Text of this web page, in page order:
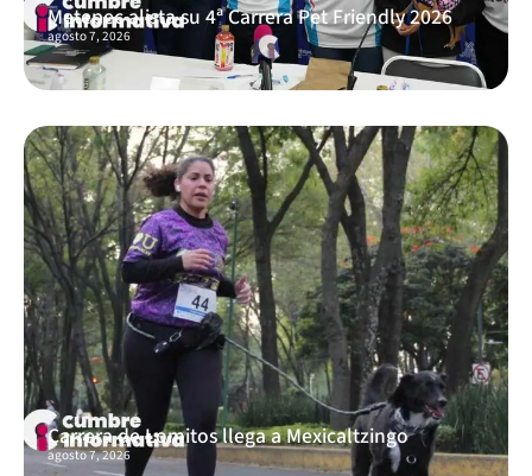
Metepec alista su 4ª Carrera Pet Friendly 2026
agosto 7, 2026
Carrera de Lomitos llega a Mexicaltzingo
agosto 7, 2026